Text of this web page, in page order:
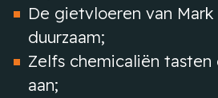
De gietvloeren van Mark
duurzaam;
Zelfs chemicaliën
aan;